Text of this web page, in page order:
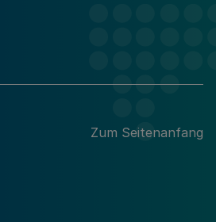
Zum Seitenanfang